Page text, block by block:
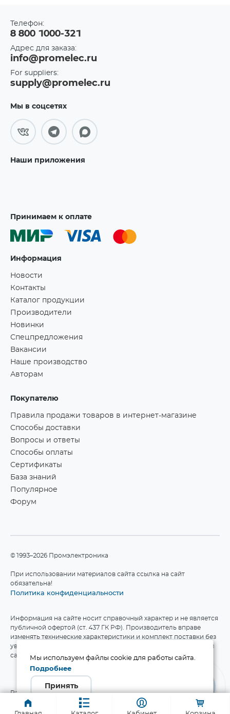
Телефон:
8 800 1000-321
Адрес для заказа:
info@promelec.ru
For suppliers:
supply@promelec.ru
Мы в соцсетях
Наши приложения
Принимаем к оплате
Информация
Новости
Контакты
Каталог продукции
Производители
Новинки
Спецпредложения
Вакансии
Наше производство
Авторам
Покупателю
Правила продажи товаров в интернет-магазине
Способы доставки
Вопросы и ответы
Способы оплаты
Сертификаты
База знаний
Популярное
Форум
©1993–2026 Промэлектроника
При использовании материалов сайта ссылка на сайт
обязательна!
Политика конфиденциальности
Информация на сайте носит справочный характер и не является
публичной офертой (ст. 437 ГК РФ). Производитель вправе
изменять технические характеристики и комплект поставки без
уведомления. Актуальные данные приведены на официальном
сайте производителя.
Разработка сайта
Мы используем файлы cookie для работы сайта.
Подробнее
Принять